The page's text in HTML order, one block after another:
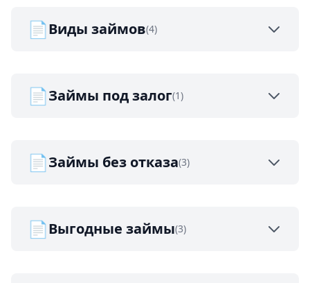
📄Виды займов(4)
📄Займы под залог(1)
📄Займы без отказа(3)
📄Выгодные займы(3)